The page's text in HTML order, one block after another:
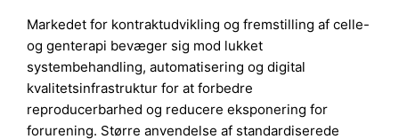
Markedet for kontraktudvikling og fremstilling af celle-
og genterapi bevæger sig mod lukket
systembehandling, automatisering og digital
kvalitetsinfrastruktur for at forbedre
reproducerbarhed og reducere eksponering for
forurening. Større anvendelse af standardiserede